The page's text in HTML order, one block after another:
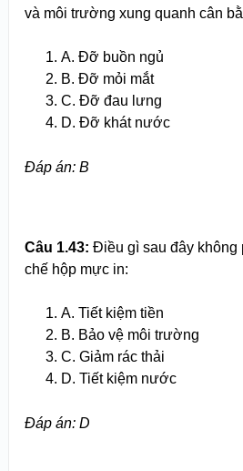
và môi trường xung quanh cân
A. Đỡ buồn ngủ
B. Đỡ mỏi mắt
C. Đỡ đau lưng
D. Đỡ khát nước
Đáp án: B
Câu 1.43: Điều gì sau đây không
chế hộp mực in:
A. Tiết kiệm tiền
B. Bảo vệ môi trường
C. Giảm rác thải
D. Tiết kiệm nước
Đáp án: D